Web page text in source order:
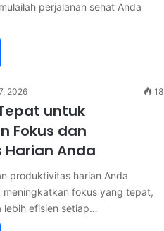
perjalanan sehat Anda
2026 18
untuk
Fokus dan
Anda
produktivitas harian Anda
fokus yang tepat,
lebih efisien setiap…